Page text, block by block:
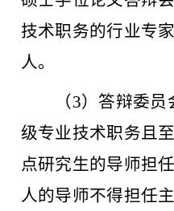
技术职务的行业专
人。
（ 3）答辩委员
级专业技术职务且
点研究生的导师担
人的导师不得担任